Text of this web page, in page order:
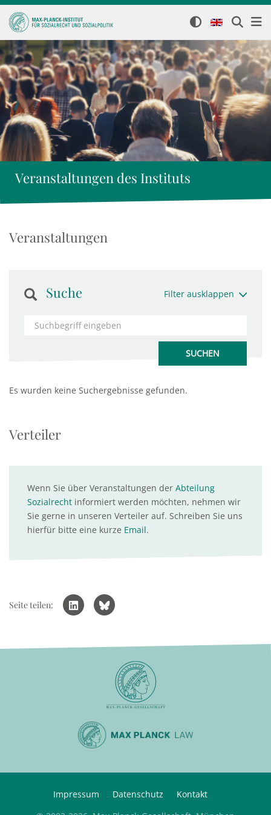
Veranstaltungen des Instituts
Veranstaltungen
Suche Filter ausklappen
Es wurden keine Suchergebnisse gefunden.
Verteiler
Wenn Sie über Veranstaltungen der Abteilung
Sozialrecht informiert werden möchten, nehmen wir
Sie gerne in unseren Verteiler auf. Schreiben Sie uns
hierfür bitte eine kurze Email.
Seite teilen:
Impressum Datenschutz
Kontakt